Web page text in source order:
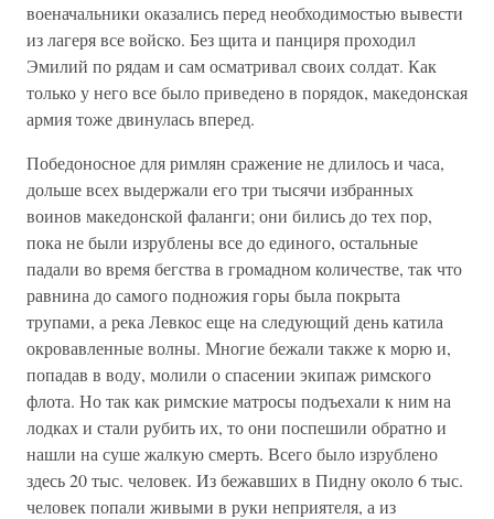
военачальники оказались перед необходимостью вывести
из лагеря все войско. Без щита и панциря проходил
Эмилий по рядам и сам осматривал своих солдат. Как
только у него все было приведено в порядок, македонская
армия тоже двинулась вперед.
Победоносное для римлян сражение не длилось и часа,
дольше всех выдержали его три тысячи избранных
воинов македонской фаланги; они бились до тех пор,
пока не были изрублены все до единого, остальные
падали во время бегства в громадном количестве, так что
равнина до самого подножия горы была покрыта
трупами, а река Левкос еще на следующий день катила
окровавленные волны. Многие бежали также к морю и,
попадав в воду, молили о спасении экипаж римского
флота. Но так как римские матросы подъехали к ним на
лодках и стали рубить их, то они поспешили обратно и
нашли на суше жалкую смерть. Всего было изрублено
здесь 20 тыс. человек. Из бежавших в Пидну около 6 тыс.
человек попали живыми в руки неприятеля, а из